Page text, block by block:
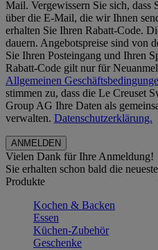
Mail. Vergewissern Sie sich, dass
über die E-Mail, die wir Ihnen
erhalten Sie Ihren Rabatt-Code.
dauern. Angebotspreise sind von
Sie Ihren Posteingang und Ihren
Rabatt-Code gilt nur für
Allgemeinen
stimmen zu, dass die Le Creuset
Group AG Ihre Daten als
verwalten. Datenschutzerklärung.
Vielen Dank für Ihre Anmeldung!
Sie erhalten schon bald die
Produkte
Kochen & Backen
Essen
Küchen-Zubehör
Geschenke